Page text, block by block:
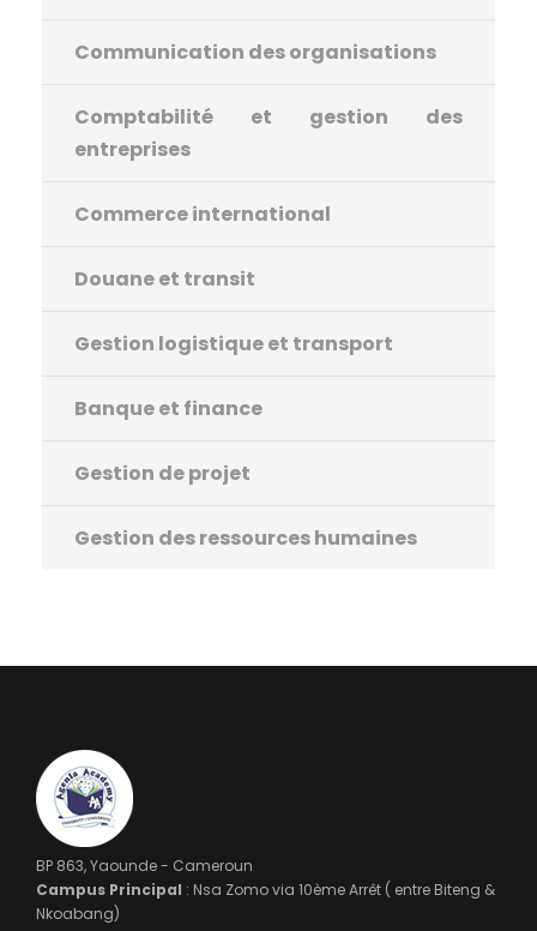
Communication des organisations
Comptabilité et gestion des
entreprises
Commerce international
Douane et transit
Gestion logistique et transport
Banque et finance
Gestion de projet
Gestion des ressources humaines
BP 863, Yaounde - Cameroun
Campus Principal : Nsa Zomo via 10ème Arrêt ( entre Biteng &
Nkoabang)